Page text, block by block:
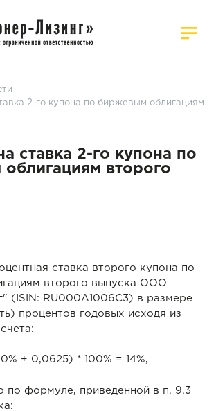
2-го купона по биржевым облигациям
ставка 2-го купона по
второго
ставка второго купона по
второго выпуска ООО
(ISIN: RU000A1006C3) в размере
процентов годовых исходя из
+ 0,0625) * 100% = 14%,
по формуле, приведенной в п. 9.3